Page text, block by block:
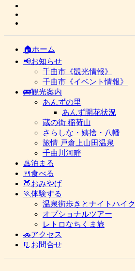
🏠ホーム
📢お知らせ
千曲市《観光情報》
千曲市《イベント情報》
🚌観光案内
あんずの里
あんず開花状況
蔵の街 稲荷山
さらしな・姨捨・八幡
旅情 戸倉上山田温泉
千曲川河畔
♨泊まる
🍴食べる
🍑おみやげ
🏃体験する
温泉街歩きとナイトハイク
オプショナルツアー
レトロなちくま旅
🚗アクセス
📃お問合せ